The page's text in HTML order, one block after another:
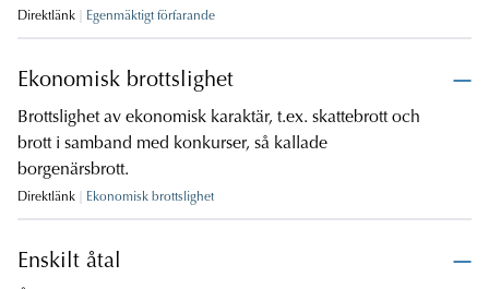
Direktlänk Egenmäktigt förfarande
Ekonomisk brottslighet
Brottslighet av ekonomisk karaktär, t.ex. skattebrott och
brott i samband med konkurser, så kallade
borgenärsbrott.
Direktlänk Ekonomisk brottslighet
Enskilt åtal